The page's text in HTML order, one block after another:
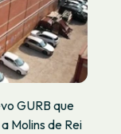
GURB que
Molins de Rei